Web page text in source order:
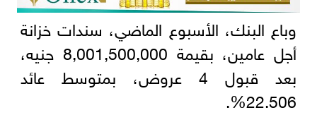
وباع البنك، الأسبوع الماضي، سندات خزانة
أجل عامين، بقيمة 8,001,500,000 جنيه،
بعد قبول 4 عروض، بمتوسط عائد
22.506%.